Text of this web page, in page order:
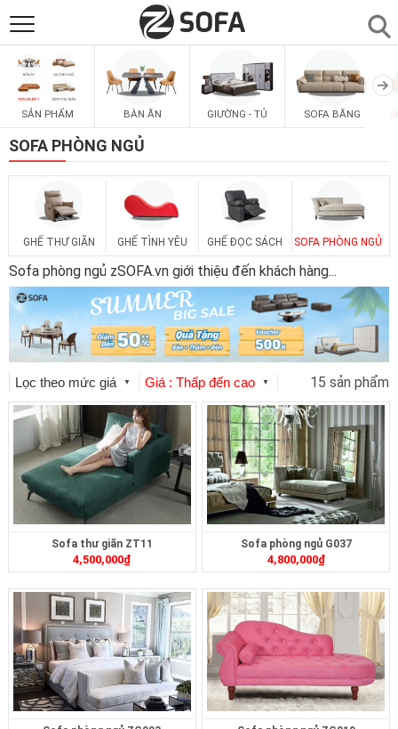
SẢN PHẨM
SOFAS
PHÒNG ĂN
PHÒNG NGỦ ▼
PHÒNG KHÁCH ▼
LIÊN HỆ
SẢN PHẨM BÀN ĂN GIƯỜNG - TỦ SOFA BĂNG
SOFA PHÒNG NGỦ
GHẾ THƯ GIÃN GHẾ TÌNH YÊU GHẾ ĐỌC SÁCH SOFA PHÒNG NGỦ
Sofa phòng ngủ zSOFA.vn giới thiệu đến khách hàng...
Lọc theo mức giá ▼ Giá : Thấp đến cao ▼ 15 sản phẩm
Sofa thư giãn ZT11
4,500,000₫
Sofa phòng ngủ G037
4,800,000₫